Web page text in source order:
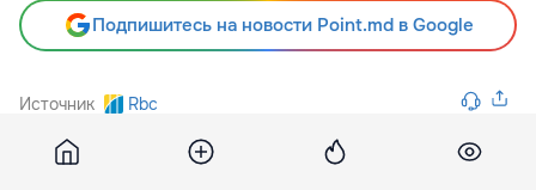
Подпишитесь на новости Point.md в Google
Источник Rbc